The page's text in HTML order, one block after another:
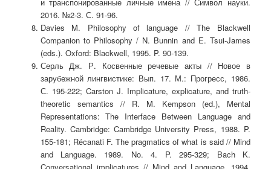
и транспонированные личные имена // Символ науки.
2016. №2-3. С. 91-96.
Davies M. Philosophy of language // The Blackwell
Companion to Philosophy / N. Bunnin and E. Tsui-James
(eds.). Oxford: Blackwell, 1995. P. 90-139.
Серль Дж. Р. Косвенные речевые акты // Новое в
зарубежной лингвистике: Вып. 17. М.: Прогресс, 1986.
С. 195-222; Carston J. Implicature, explicature, and truth-
theoretic semantics // R. M. Kempson (ed.), Mental
Representations: The Interface Between Language and
Reality. Cambridge: Cambridge University Press, 1988. P.
155-181; Récanati F. The pragmatics of what is said // Mind
and Language. 1989. No. 4. P. 295-329; Bach K.